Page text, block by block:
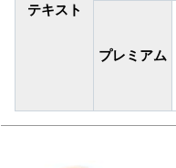
テキスト
プレミアム